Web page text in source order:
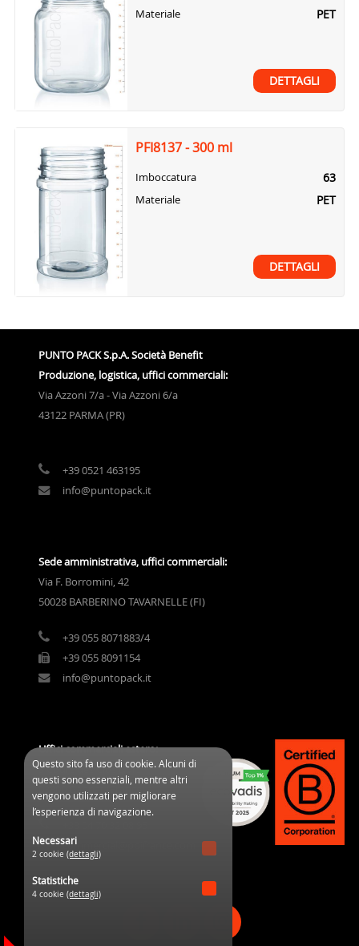
Materiale PET
DETTAGLI
PFI8137 - 300 ml
Imboccatura 63
Materiale PET
DETTAGLI
PUNTO PACK S.p.A. Società Benefit
Produzione, logistica, uffici commerciali:
Via Azzoni 7/a - Via Azzoni 6/a
43122 PARMA (PR)
+39 0521 463195
info@puntopack.it
Sede amministrativa, uffici commerciali:
Via F. Borromini, 42
50028 BARBERINO TAVARNELLE (FI)
+39 055 8071883/4
+39 055 8091154
info@puntopack.it
Uffici commerciali estero:
3 Cours des Clos Durs
03800 Gannat (France)
commercial@ppifrance.com
Questo sito fa uso di cookie. Alcuni di
questi sono essenziali, mentre altri
vengono utilizzati per migliorare
l’esperienza di navigazione.
Necessari
2 cookie (dettagli)
Statistiche
4 cookie (dettagli)